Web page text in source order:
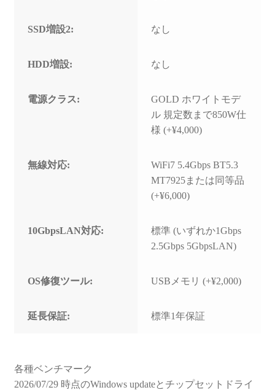
SSD増設2: なし
HDD増設: なし
電源クラス:
GOLD ホワイトモデ
ル 規定数まで850W仕
様 (+¥4,000)
無線対応:
WiFi7 5.4Gbps BT5.3
MT7925または同等品
(+¥6,000)
10GbpsLAN対応:
標準 (いずれか1Gbps
2.5Gbps 5GbpsLAN)
OS修復ツール: USBメモリ (+¥2,000)
延長保証: 標準1年保証
各種ベンチマーク
2026/07/29 時点のWindows updateとチップセットドライ